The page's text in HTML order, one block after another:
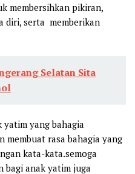
membersihkan pikiran,
diri, serta memberikan
Selatan Sita
yang bahagia
membuat rasa bahagia yang
kata-kata.semoga
bagi anak yatim juga